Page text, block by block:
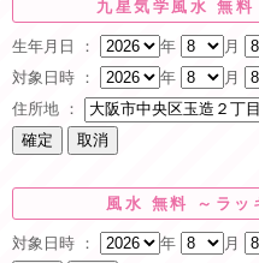
九星気学風水 無料
生年月日 ： 年 月
対象日時 ：
年 月
住所地 ：
風水 無料 ～ラッ
対象日時 ： 年 月